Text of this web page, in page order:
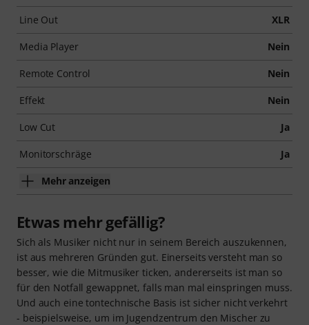
Line Out XLR
Media Player Nein
Remote Control Nein
Effekt Nein
Low Cut Ja
Monitorschräge Ja
Mehr anzeigen
Etwas mehr gefällig?
Sich als Musiker nicht nur in seinem Bereich auszukennen,
ist aus mehreren Gründen gut. Einerseits versteht man so
besser, wie die Mitmusiker ticken, andererseits ist man so
für den Notfall gewappnet, falls man mal einspringen muss.
Und auch eine tontechnische Basis ist sicher nicht verkehrt
- beispielsweise, um im Jugendzentrum den Mischer zu